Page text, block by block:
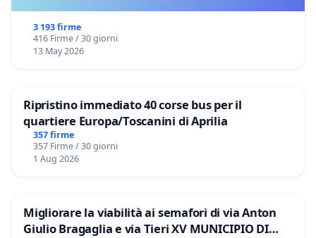
3 193 firme
416 Firme / 30 giorni
13 May 2026
Ripristino immediato 40 corse bus per il
quartiere Europa/Toscanini di Aprilia
357 firme
357 Firme / 30 giorni
1 Aug 2026
Migliorare la viabilità ai semafori di via Anton
Giulio Bragaglia e via Tieri XV MUNICIPIO DI